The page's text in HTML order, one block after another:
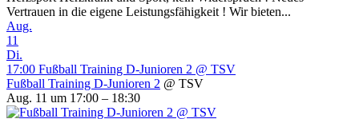
Vertrauen in die eigene Leistungsfähigkeit ! Wir bieten...
Aug.
11
Di.
17:00 Fußball Training D-Junioren 2 @ TSV
Fußball Training D-Junioren 2 @ TSV
Aug. 11 um 17:00 – 18:30